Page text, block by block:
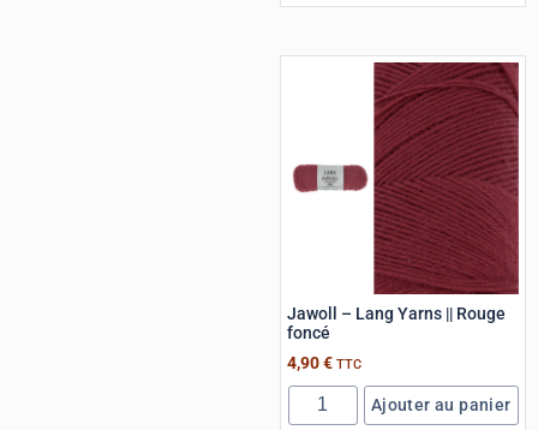
Jawoll – Lang Yarns || Rouge
foncé
4,90€ TTC
Ajouter au panier